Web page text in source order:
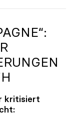
kritisiert